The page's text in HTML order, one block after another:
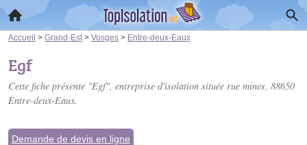
Accueil > Grand-Est > Vosges > Entre-deux-Eaux
Egf
Cette fiche présente "Egf", entreprise d'isolation située rue mines, 88650
Entre-deux-Eaux.
Demande de devis en ligne